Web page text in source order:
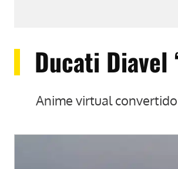
Ducati Diavel
Anime virtual